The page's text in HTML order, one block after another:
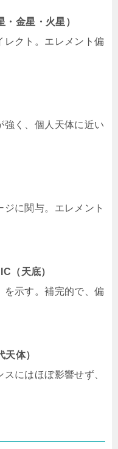
金星・火星）
クト。エレメント偏
く、個人天体に近い
に関与。エレメント
（天底）
示す。補完的で、偏
体）
にはほぼ影響せず、